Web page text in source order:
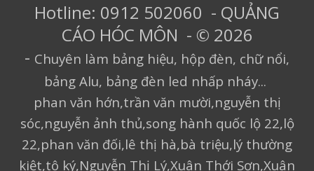
Hotline: 0912 502060 - QUẢNG
CÁO HÓC MÔN - © 2026
- Chuyên làm bảng hiệu, hộp đèn, chữ nổi,
bảng Alu, bảng đèn led nhấp nháy...
phan văn hớn,trần văn mười,nguyễn thị
sóc,nguyễn ảnh thủ,song hành quốc lộ 22,lộ
22,phan văn đối,lê thị hà,bà triệu,lý thường
kiệt,tô ký,Nguyễn Thị Lý,Xuân Thới Sơn,Xuân